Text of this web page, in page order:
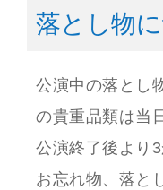
落とし物
公演中の落とし
の貴重品類は当
公演終了後より
お忘れ物、落と